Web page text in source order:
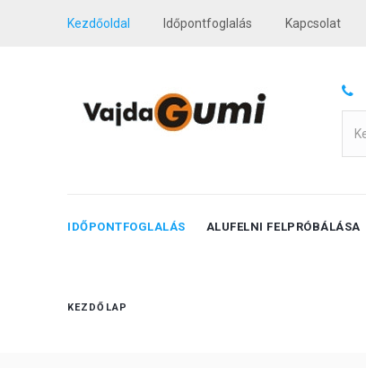
Kezdőoldal Időpontfoglalás Kapcsolat
IDŐPONTFOGLALÁS ALUFELNI FELPRÓBÁLÁSA
KEZDŐLAP